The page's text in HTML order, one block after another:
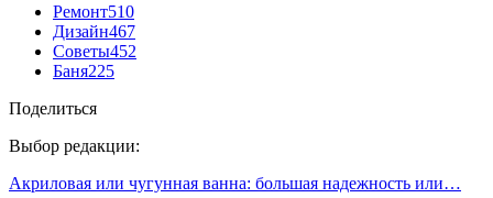
Ремонт510
Дизайн467
Советы452
Баня225
Поделиться
Выбор редакции:
Акриловая или чугунная ванна: большая надежность или…